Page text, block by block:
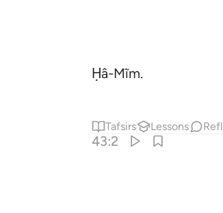
Ḥâ-Mĩm.
Tafsirs Lessons
43:2